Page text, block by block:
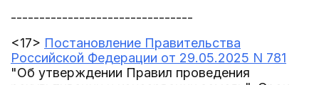
--------------------------------
<17> Постановление Правительства
Российской Федерации от 29.05.2025 N 781
"Об утверждении Правил проведения